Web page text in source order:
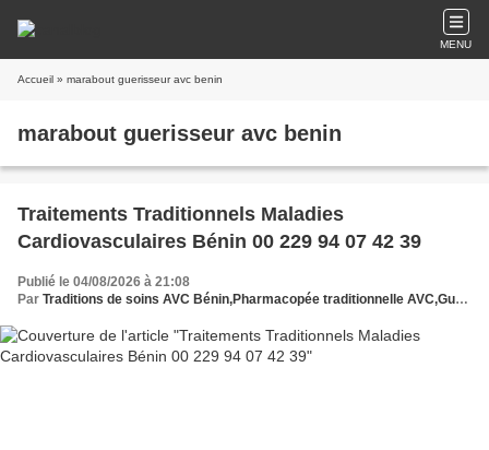
MENU
Accueil » marabout guerisseur avc benin
marabout guerisseur avc benin
Traitements Traditionnels Maladies
Cardiovasculaires Bénin 00 229 94 07 42 39
Publié le 04/08/2026 à 21:08
Par Traditions de soins AVC Bénin,Pharmacopée traditionnelle AVC,Guérison AVC par les plantes,Plantes africaines AVC,